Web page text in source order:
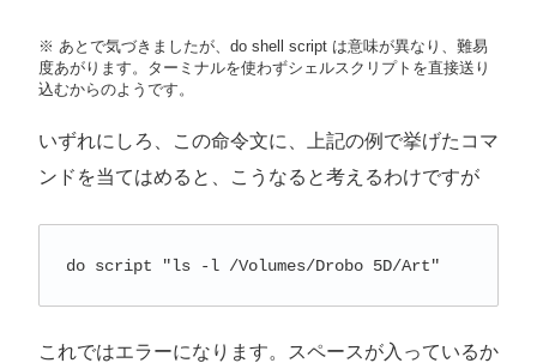
※ あとで気づきましたが、do shell script は意味が異なり、難易
度あがります。ターミナルを使わずシェルスクリプトを直接送り
込むからのようです。
いずれにしろ、この命令文に、上記の例で挙げたコマ
ンドを当てはめると、こうなると考えるわけですが
do script "ls -l /Volumes/Drobo 5D/Art"
これではエラーになります。スペースが入っているか